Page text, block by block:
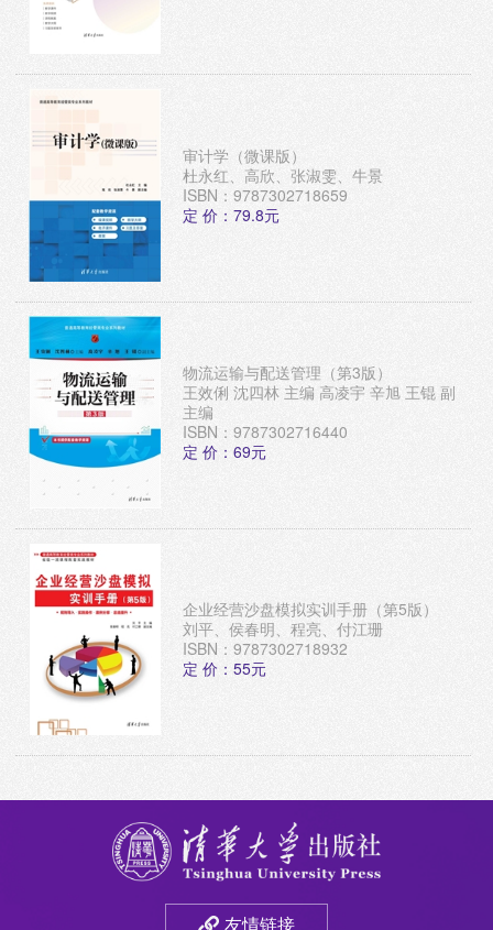
审计学（微课版）
杜永红、高欣、张淑雯、牛景
ISBN：9787302718659
定 价：79.8元
物流运输与配送管理（第3版）
王效俐 沈四林 主编 高凌宇 辛旭 王锟 副
主编
ISBN：9787302716440
定 价：69元
企业经营沙盘模拟实训手册（第5版）
刘平、侯春明、程亮、付江珊
ISBN：9787302718932
定 价：55元
友情链接